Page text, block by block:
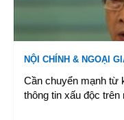
NỘI CHÍNH & NGOẠI
Cần chuyển mạnh từ
thông tin xấu độc trên